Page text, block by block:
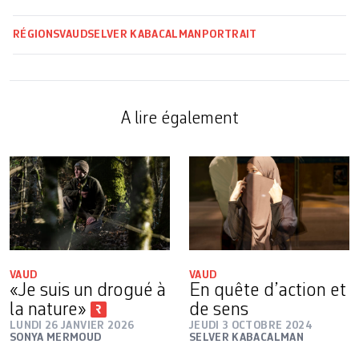
RÉGIONSVAUDSELVER KABACALMAN PORTRAIT
A lire également
VAUD
«Je suis un drogué à
la nature»
LUNDI 26 JANVIER 2026
SONYA MERMOUD
VAUD
En quête d’action et
de sens
JEUDI 3 OCTOBRE 2024
SELVER KABACALMAN